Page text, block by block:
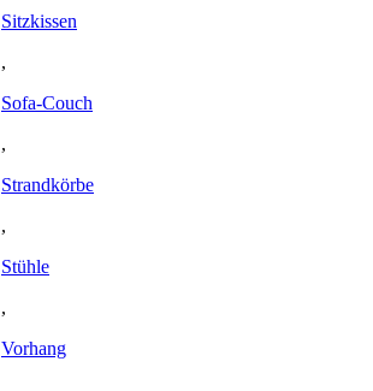
Sitzkissen
,
Sofa-Couch
,
Strandkörbe
,
Stühle
,
Vorhang